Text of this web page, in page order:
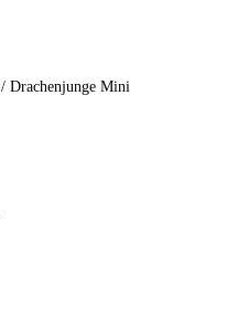
/ Drachenjunge Mini